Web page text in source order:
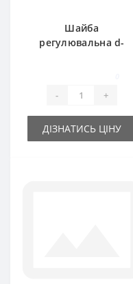
Шайба
регулювальна d-
- +
ДІЗНАТИСЬ ЦІНУ